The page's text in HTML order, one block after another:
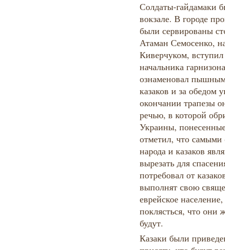
Солдаты-гайдамаки
вокзале. В городе
были сервированы
Атаман Семосенко,
Киверчуком,
начальника
ознаменовал
казаков и за обедом
окончании трапезы
речью, в которой
Украины,
отметил, что самыми
народа и казаков
вырезать для
потребовал от
выполнят свою
еврейское
поклясться, что они
будут.
Казаки были